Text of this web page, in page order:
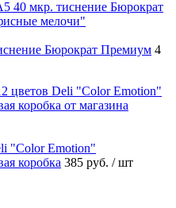
Бюрократ Премиум 4
"Color Emotion"
коробка 385 руб. / шт